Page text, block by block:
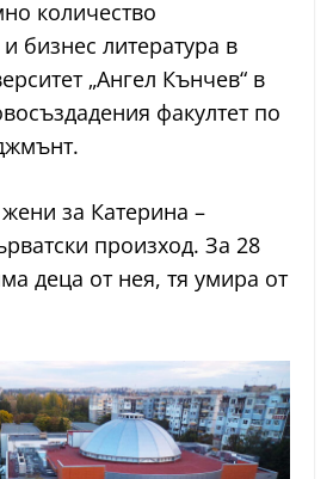
количество
бизнес литература в
„Ангел Кънчев“ в
факултет по
за Катерина –
произход. За 28
деца от нея, тя умира от